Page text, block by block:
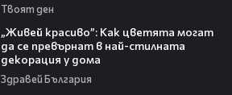
Твоят ден
„Живей красиво”: Как цветята могат
да се превърнат в най-стилната
декорация у дома
Здравей България